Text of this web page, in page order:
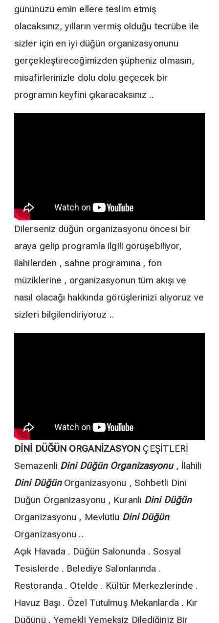
gününüzü emin ellere teslim etmiş
olacaksınız, yılların vermiş olduğu tecrübe ile
sizler için en iyi düğün organizasyonunu
gerçekleştireceğimizden şüpheniz olmasın,
misafirlerinizle dolu dolu geçecek bir
programın keyfini çıkaracaksınız ..
Dilerseniz düğün organizasyonu öncesi bir
araya gelip programla ilgili görüşebiliyor,
ilahilerden , sahne programına , fon
müziklerine , organizasyonun tüm akışı ve
nasıl olacağı hakkında görüşlerinizi alıyoruz ve
sizleri bilgilendiriyoruz ..
DİNİ DÜĞÜN ORGANİZASYON ÇEŞİTLERİ
Semazenli Dini Düğün Organizasyonu, İlahili
Dini DüğünOrganizasyonu , Sohbetli Dini
Düğün Organizasyonu , Kuranlı Dini Düğün
Organizasyonu , Mevlütlü Dini Düğün
Organizasyonu ..
Açık Havada . Düğün Salonunda . Sosyal
Tesislerde . Belediye Salonlarında .
Restoranda . Otelde . Kültür Merkezlerinde .
Havuz Başı . Özel Tutulmuş Mekanlarda . Kır
Düğünü . Yemekli Yemeksiz Dilediğiniz Bir